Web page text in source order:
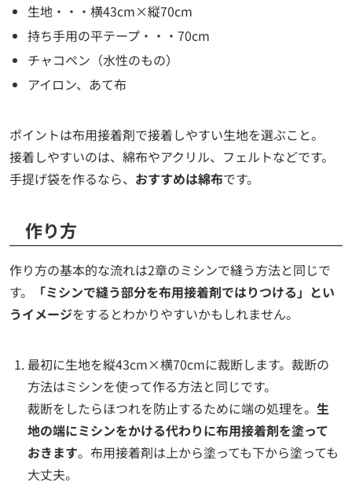
生地・・・横43cm×縦70cm
持ち手用の平テープ・・・70cm
チャコペン（水性のもの）
アイロン、あて布
ポイントは布用接着剤で接着しやすい生地を選ぶこと。
接着しやすいのは、綿布やアクリル、フェルトなどです。
手提げ袋を作るなら、 おすすめは綿布です。
作り方
作り方の基本的な流れは2章のミシンで縫う方法と同じで
す。
「ミシンで縫う部分を布用接着剤ではりつける」とい
うイメージをするとわかりやすいかもしれません。
最初に生地を縦43cm×横70cmに裁断します。裁断の
方法はミシンを使って作る方法と同じです。
裁断をしたらほつれを防止するために端の処理を。生
地の端にミシンをかける代わりに布用接着剤を塗って
おきます。布用接着剤は上から塗っても下から塗っても
大丈夫。